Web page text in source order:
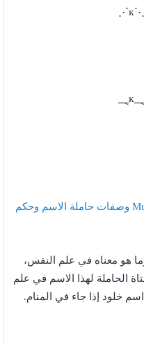
معنى اسم معاوية Muawiya وصفات حاملة الاسم وحكم
هو معناه في علم النفس،
الحاملة لهذا الاسم في علم
خلود إذا جاء في المنام.